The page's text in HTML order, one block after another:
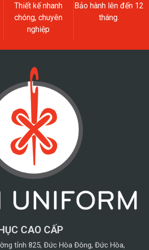
Thiết kế nhanh
chóng, chuyên
nghiệp
Bảo hành lên đến 12
tháng.
CAO CẤP
tỉnh 825, Đức Hòa Đông, Đức Hòa,